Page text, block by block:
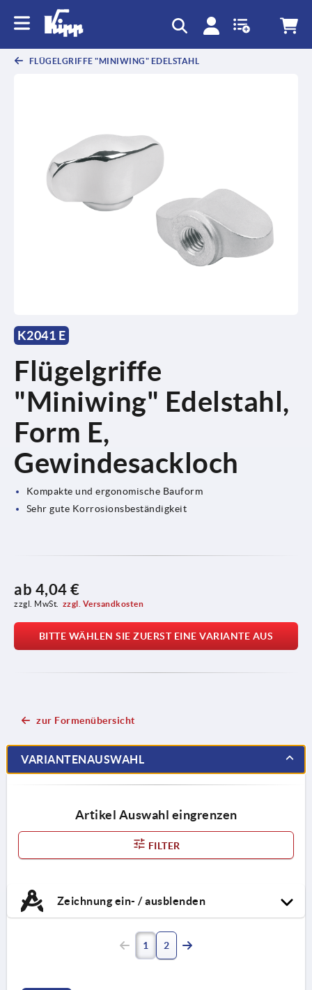
FLÜGELGRIFFE "MINIWING" EDELSTAHL
K2041 E
Flügelgriffe
"Miniwing" Edelstahl,
Form E,
Gewindesackloch
Kompakte und ergonomische Bauform
Sehr gute Korrosionsbeständigkeit
ab 4,04 €
zzgl. MwSt. zzgl. Versandkosten
BITTE WÄHLEN SIE ZUERST EINE VARIANTE AUS
zur Formenübersicht
VARIANTENAUSWAHL
Artikel Auswahl eingrenzen
FILTER
Zeichnung ein- / ausblenden
1 2